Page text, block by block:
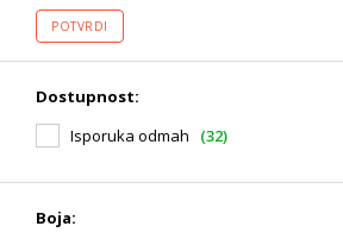
POTVRDI
Dostupnost:
Isporuka odmah
(32)
Boja: